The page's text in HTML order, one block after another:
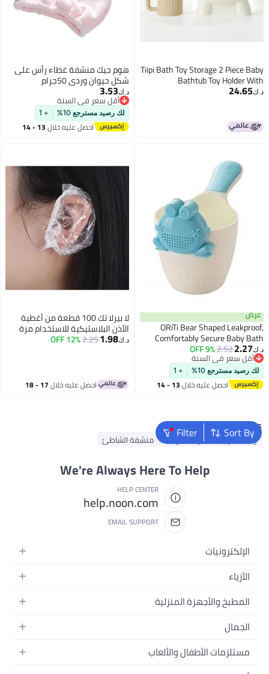
Tiipi Bath Toy Storage 2 Piece Baby
Bathtub Toy Holder With
Removable Base For Draining 1
Outside Tube Bath Buddy Toy
Storage
د.ك‏24.65
هوم جيك منشفة غطاء رأس على
شكل حيوان وردي 50جرام
د.ك‏3.53
أقل سعر في السنة
أقل سعر في السنة
لك رصيد مسترجع 10% + 1
احصل عليه خلال 13 - 14
عرض
ORiTi Bear Shaped Leakproof,
Comfortably Secure Baby Bath
Washing Hair Shower Cap
د.ك‏2.27
2.52
9% OFF
أقل سعر في السنة
أقل سعر في السنة
لك رصيد مسترجع 10% + 1
احصل عليه خلال 13 - 14
لا بيرلا تك 100 قطعة من أغطية
الأذن البلاستيكية للاستخدام مرة
واحدة، لحماية الأذن أثناء صبغ الشعر
د.ك‏1.98
2.25
12% OFF
احصل عليه خلال 17 - 18
Sort By
FilterPopular Searches
وسادة الرقبة مرتبة هوائية منشفة الشاطئ
We're Always Here To Help
HELP CENTER
help.noon.com
EMAIL SUPPORT
الإلكترونيات
الجوالات
اللابتوبات
الأجهزة المنزلية
التلفزيونات
الأزياء
أزياء نسائية
أزياء البنات
أزياء الأولاد
المطبخ والأجهزة المنزلية
الحمام
المطبخ والسفرة
الجمال
العطور
مستلزمات الأطفال والألعاب